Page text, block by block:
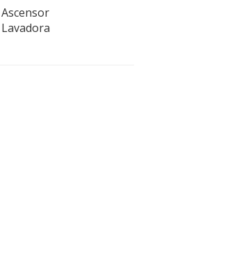
Ascensor
Lavadora